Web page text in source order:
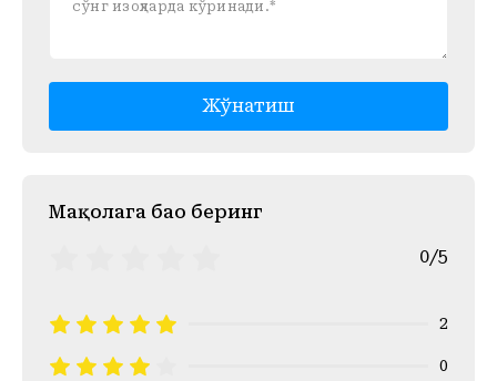
Жўнатиш
Mақолага баҳо беринг
0/5
2
0